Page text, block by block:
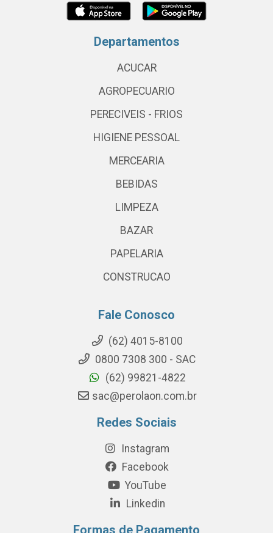
Departamentos
ACUCAR
AGROPECUARIO
PERECIVEIS - FRIOS
HIGIENE PESSOAL
MERCEARIA
BEBIDAS
LIMPEZA
BAZAR
PAPELARIA
CONSTRUCAO
Fale Conosco
(62) 4015-8100
0800 7308 300 - SAC
(62) 99821-4822
sac@perolaon.com.br
Redes Sociais
Instagram
Facebook
YouTube
Linkedin